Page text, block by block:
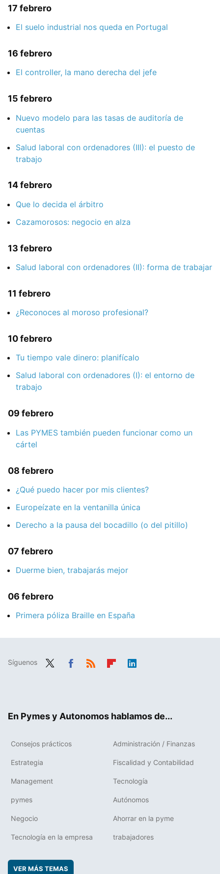
17 febrero
El suelo industrial nos queda en Portugal
16 febrero
El controller, la mano derecha del jefe
15 febrero
Nuevo modelo para las tasas de auditoría de
cuentas
Salud laboral con ordenadores (III): el puesto de
trabajo
14 febrero
Que lo decida el árbitro
Cazamorosos: negocio en alza
13 febrero
Salud laboral con ordenadores (II): forma de trabajar
11 febrero
¿Reconoces al moroso profesional?
10 febrero
Tu tiempo vale dinero: planifícalo
Salud laboral con ordenadores (I): el entorno de
trabajo
09 febrero
Las PYMES también pueden funcionar como un
cártel
08 febrero
¿Qué puedo hacer por mis clientes?
Europeízate en la ventanilla única
Derecho a la pausa del bocadillo (o del pitillo)
07 febrero
Duerme bien, trabajarás mejor
06 febrero
Primera póliza Braille en España
Síguenos
En Pymes y Autonomos hablamos de...
Consejos prácticos Administración / Finanzas
Estrategia Fiscalidad y Contabilidad
Management Tecnología
pymes Autónomos
Negocio Ahorrar en la pyme
Tecnología en la empresa trabajadores
VER MÁS TEMAS